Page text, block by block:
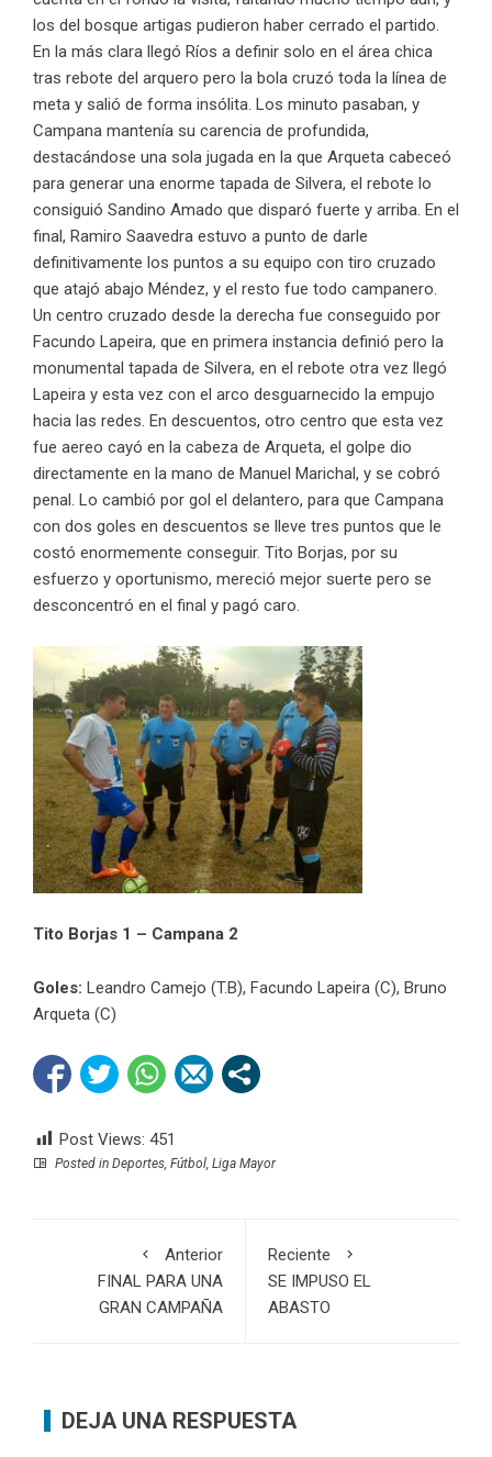
los del bosque artigas pudieron haber cerrado el partido.
En la más clara llegó Ríos a definir solo en el área chica
tras rebote del arquero pero la bola cruzó toda la línea de
meta y salió de forma insólita. Los minuto pasaban, y
Campana mantenía su carencia de profundida,
destacándose una sola jugada en la que Arqueta cabeceó
para generar una enorme tapada de Silvera, el rebote lo
consiguió Sandino Amado que disparó fuerte y arriba. En el
final, Ramiro Saavedra estuvo a punto de darle
definitivamente los puntos a su equipo con tiro cruzado
que atajó abajo Méndez, y el resto fue todo campanero.
Un centro cruzado desde la derecha fue conseguido por
Facundo Lapeira, que en primera instancia definió pero la
monumental tapada de Silvera, en el rebote otra vez llegó
Lapeira y esta vez con el arco desguarnecido la empujo
hacia las redes. En descuentos, otro centro que esta vez
fue aereo cayó en la cabeza de Arqueta, el golpe dio
directamente en la mano de Manuel Marichal, y se cobró
penal. Lo cambió por gol el delantero, para que Campana
con dos goles en descuentos se lleve tres puntos que le
costó enormemente conseguir. Tito Borjas, por su
esfuerzo y oportunismo, mereció mejor suerte pero se
desconcentró en el final y pagó caro.
Tito Borjas 1 – Campana 2
Goles: Leandro Camejo (T.B), Facundo Lapeira (C), Bruno
Arqueta (C)
Post Views: 451
Posted in Deportes Fútbol Liga Mayor
Anterior
FINAL PARA UNA
GRAN CAMPAÑA
Reciente
SE IMPUSO EL
ABASTO
DEJA UNA RESPUESTA